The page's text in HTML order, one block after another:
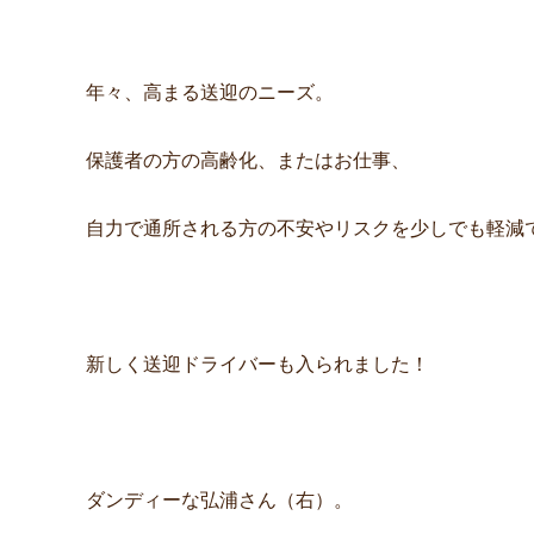
年々、高まる送迎のニーズ。
保護者の方の高齢化、またはお仕事、
自力で通所される方の不安やリスクを少しでも軽減
新しく送迎ドライバーも入られました！
ダンディーな弘浦さん（右）。